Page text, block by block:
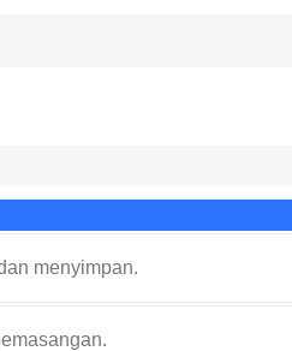
menyimpan.